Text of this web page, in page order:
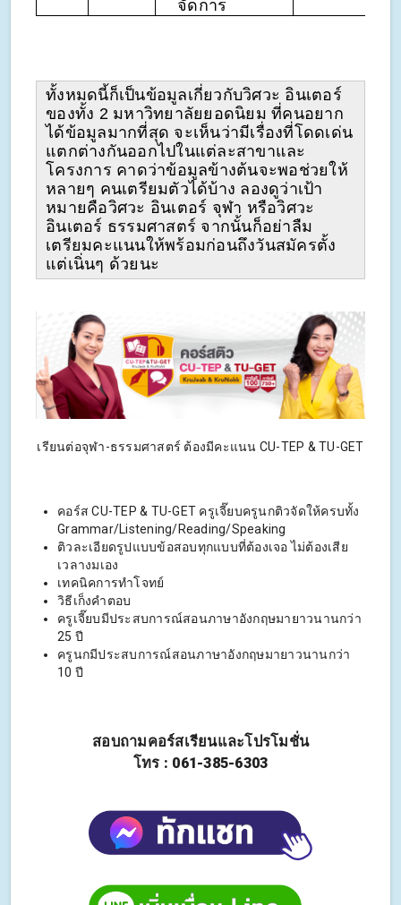
จัดการ
ทั้งหมดนี้ก็เป็นข้อมูลเกี่ยวกับวิศวะ อินเตอร์
ของทั้ง 2 มหาวิทยาลัยยอดนิยม ที่คนอยาก
ได้ข้อมูลมากที่สุด จะเห็นว่ามีเรื่องที่โดดเด่น
แตกต่างกันออกไปในแต่ละสาขาและ
โครงการ คาดว่าข้อมูลข้างต้นจะพอช่วยให้
หลายๆ คนเตรียมตัวได้บ้าง ลองดูว่าเป้า
หมายคือวิศวะ อินเตอร์ จุฬา หรือวิศวะ
อินเตอร์ ธรรมศาสตร์ จากนั้นก็อย่าลืม
เตรียมคะแนนให้พร้อมก่อนถึงวันสมัครตั้ง
แต่เนิ่นๆ ด้วยนะ
เรียนต่อจุฬา-ธรรมศาสตร์ ต้องมีคะแนน CU-TEP & TU-GET
คอร์ส CU-TEP & TU-GET ครูเจี๊ยบครูนกติวจัดให้ครบทั้ง
Grammar/Listening/Reading/Speaking
ติวละเอียดรูปแบบข้อสอบทุกแบบที่ต้องเจอ ไม่ต้องเสีย
เวลางมเอง
เทคนิคการทำโจทย์
วิธีเก็งคำตอบ
ครูเจี๊ยบมีประสบการณ์สอนภาษาอังกฤษมายาวนานกว่า
25 ปี
ครูนกมีประสบการณ์สอนภาษาอังกฤษมายาวนานกว่า
10 ปี
สอบถามคอร์สเรียนและโปรโมชั่น
โทร : 061-385-6303